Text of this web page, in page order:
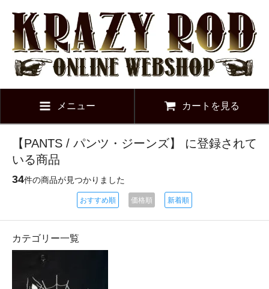
メニュー カートを見る
【PANTS / パンツ・ジーンズ】 に登録されて
いる商品
34件の商品が見つかりました
おすすめ順 価格順 新着順
カテゴリー一覧